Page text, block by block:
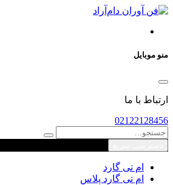
منو موبایل
ارتباط با ما
02122128456
ام تی گارد
ام تی گارد پلاس